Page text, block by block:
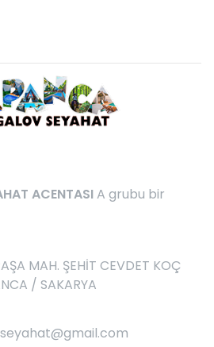
ACENTASIA grubu bir
MAH. ŞEHİT CEVDET KOÇ
/ SAKARYA